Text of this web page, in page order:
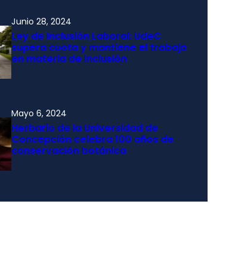
Junio 28, 2024
Ley de Inclusión Laboral: UdeC
supera cuota y mantiene el trabajo
en materia de inclusión
Mayo 6, 2024
Herbario de la Universidad de
Concepción celebra 100 años de
conservación botánica